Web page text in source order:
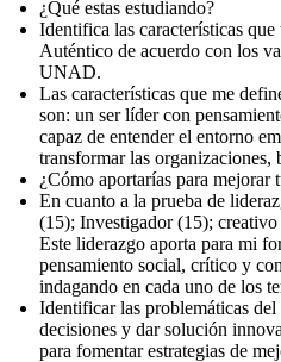
¿Qué estas estudiando?
Identifica las características
Auténtico de acuerdo con los
UNAD.
Las características que me
son: un ser líder con
capaz de entender el entorno
transformar las organizaciones,
¿Cómo aportarías para mejorar
En cuanto a la prueba de
(15); Investigador (15);
Este liderazgo aporta para mi
pensamiento social, crítico y
indagando en cada uno de los
Identificar las problemáticas
decisiones y dar solución
para fomentar estrategias de